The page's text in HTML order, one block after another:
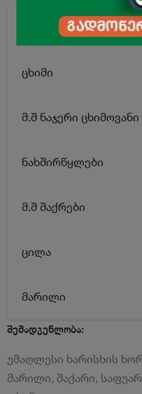
ენერგეტიკული
ცხიმი
მ.შ ნაჯერი ცხიმოვანი
ნახშირწყლები
მ.შ შაქრები
ცილა
მარილი
შემადგენლობა:
უმაღლესი ხარისხის
მარილი, შაქარი,